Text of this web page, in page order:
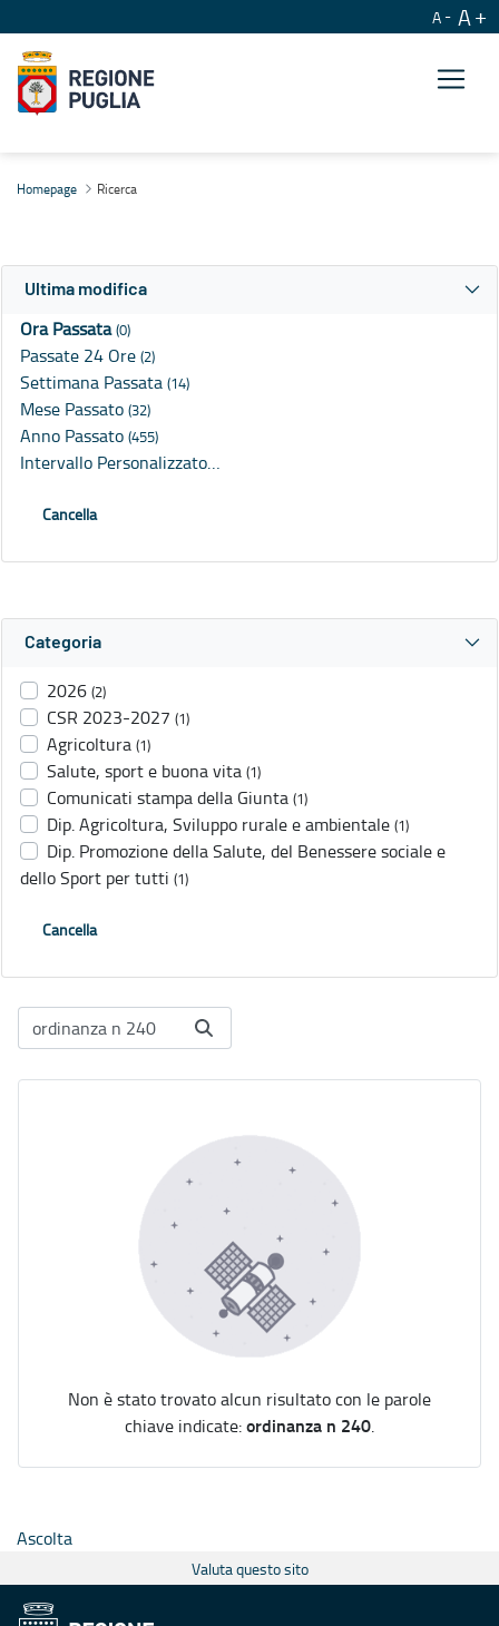
A A
Homepage Ricerca
Ultima modifica
Ora Passata(0)
Passate 24 Ore (2)
Settimana Passata (14)
Mese Passato (32)
Anno Passato (455)
Intervallo Personalizzato…
Cancella
Categoria
2026 (2)
CSR 2023-2027 (1)
Agricoltura (1)
Salute, sport e buona vita (1)
Comunicati stampa della Giunta (1)
Dip. Agricoltura, Sviluppo rurale e ambientale (1)
Dip. Promozione della Salute, del Benessere sociale e
dello Sport per tutti (1)
Cancella
Non è stato trovato alcun risultato con le parole
chiave indicate:ordinanza n 240.
Ascolta
Valuta questo sito